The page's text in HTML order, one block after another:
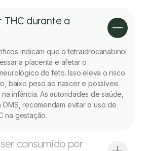
THC durante a
indicam que o tetraidrocanabinol
a placenta e afetar o
do feto. Isso eleva o risco
baixo peso ao nascer e possíveis
infância. As autoridades de saúde,
OMS, recomendam evitar o uso de
na gestação.
consumido por